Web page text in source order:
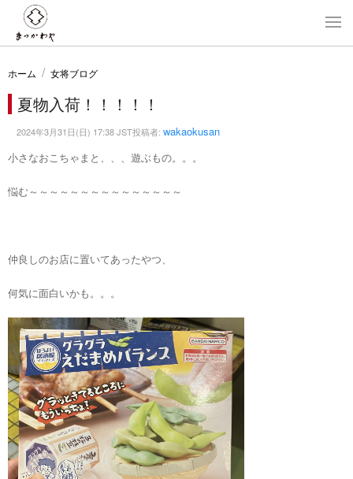
ホーム 女将ブログ
夏物入荷！！！！！
2024年3月31日(日) 17:38 JST投稿者: wakaokusan
小さなおこちゃまと、、、遊ぶもの。。。
悩む～～～～～～～～～～～～～～～
仲良しのお店に置いてあったやつ、
何気に面白いかも。。。